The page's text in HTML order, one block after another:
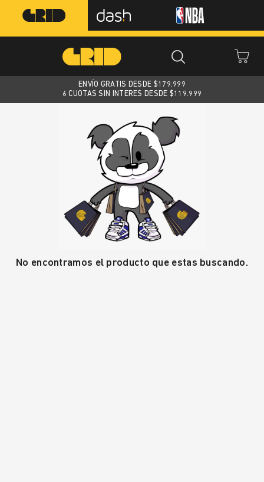
ENVÍO GRATIS DESDE $179.999
6 CUOTAS SIN INTERES DESDE $119.999
No encontramos el producto que estas buscando.